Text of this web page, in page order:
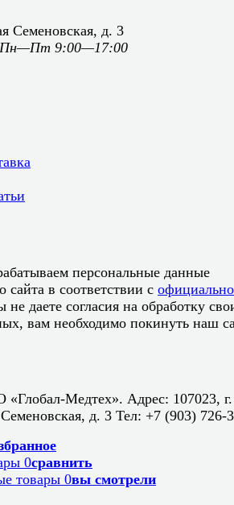
Семеновская, д. 3
Пн—Пт 9:00—17:00
персональные данные
сайта в соответствии с
не даете согласия на обработку
вам необходимо покинуть наш
Медтех». Адрес: 107023, г.
д. 3 Тел: +7 (903) 726-
0сравнить
товары 0вы смотрели